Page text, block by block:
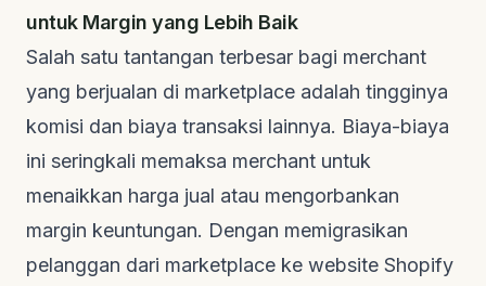
untuk Margin yang Lebih Baik
Salah satu tantangan terbesar bagi merchant
yang berjualan di marketplace adalah tingginya
komisi dan biaya transaksi lainnya. Biaya-biaya
ini seringkali memaksa merchant untuk
menaikkan harga jual atau mengorbankan
margin keuntungan. Dengan memigrasikan
pelanggan dari marketplace ke website Shopify